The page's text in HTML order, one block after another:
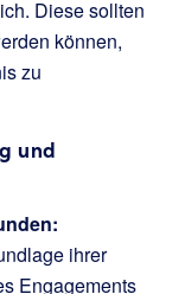
Diese sollten
können,
zu
und
ihrer
Engagements